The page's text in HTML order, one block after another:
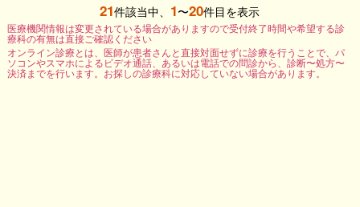
21件該当中、 1〜20件目を表示
医療機関情報は変更されている場合がありますので受付終了時間や希望する診
療科の有無は直接ご確認ください
オンライン診療とは、医師が患者さんと直接対面せずに診療を行うことで、パ
ソコンやスマホによるビデオ通話、あるいは電話での問診から、診断〜処方〜
決済までを行います。お探しの診療科に対応していない場合があります。